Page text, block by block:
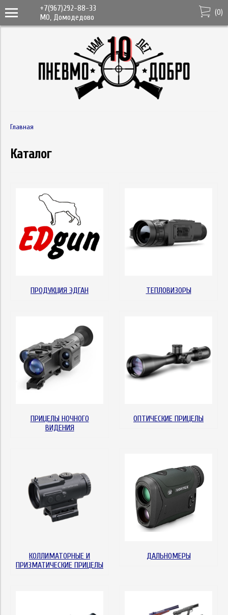
+7(967)292-88-33
МО, Домодедово
(0)
Главная
Каталог
ПРОДУКЦИЯ ЭДГАН ТЕПЛОВИЗОРЫ
ПРИЦЕЛЫ НОЧНОГО
ВИДЕНИЯ
ОПТИЧЕСКИЕ ПРИЦЕЛЫ
КОЛЛИМАТОРНЫЕ И
ПРИЗМАТИЧЕСКИЕ ПРИЦЕЛЫ
ДАЛЬНОМЕРЫ